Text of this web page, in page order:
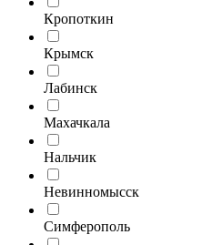
Кропоткин
Крымск
Лабинск
Махачкала
Нальчик
Невинномысск
Симферополь